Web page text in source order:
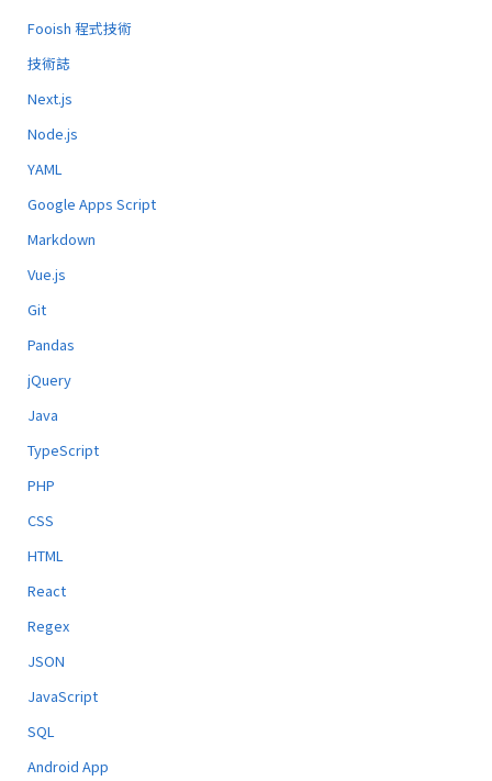
Fooish 程式技術
技術誌
Next.js
Node.js
YAML
Google Apps Script
Markdown
Vue.js
Git
Pandas
jQuery
Java
TypeScript
PHP
CSS
HTML
React
Regex
JSON
JavaScript
SQL
Android App